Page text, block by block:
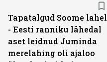
Tapatalgud Soome lahel
- Eesti ranniku lähedal
aset leidnud Juminda
merelahing oli ajaloo